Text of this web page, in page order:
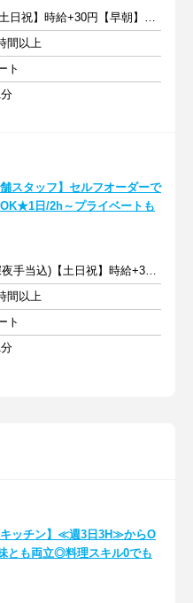
時給1150円～【土日祝】時給+30円【早朝】時給+150円
間以上
ト
舗スタッフ】セルフオーダーで
日/2h～プライベートも
時給1438円～(深夜手当込)【土日祝】時給+30円 ※交通費支給
間以上
ト
キッチン】≪週3日3H≫からO
とも両立◎料理スキル0でも